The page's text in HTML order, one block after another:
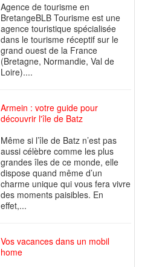
Agence de tourisme en
BretangeBLB Tourisme est une
agence touristique spécialisée
dans le tourisme réceptif sur le
grand ouest de la France
(Bretagne, Normandie, Val de
Loire)....
Armein : votre guide pour
découvrir l'île de Batz
Même si l’île de Batz n’est pas
aussi célèbre comme les plus
grandes îles de ce monde, elle
dispose quand même d’un
charme unique qui vous fera vivre
des moments paisibles. En
effet,...
Vos vacances dans un mobil
home